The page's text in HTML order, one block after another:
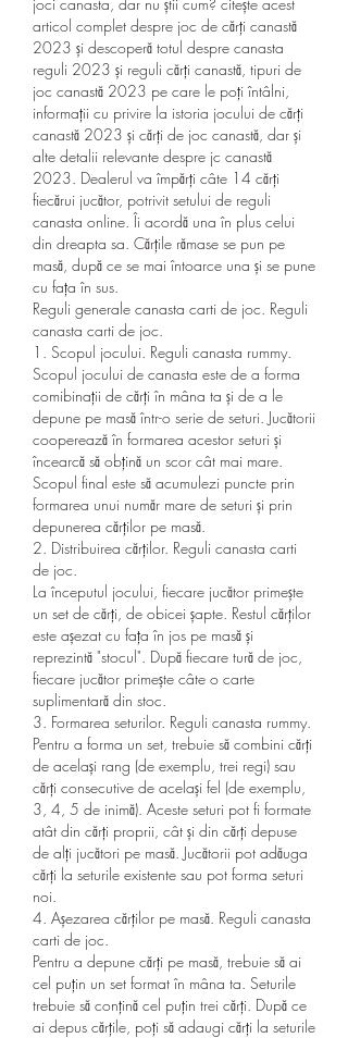
articol complet despre joc de cărți canastă
2023 și descoperă totul despre canasta
reguli 2023 și reguli cărți canastă, tipuri de
joc canastă 2023 pe care le poți întâlni,
informații cu privire la istoria jocului de cărți
canastă 2023 și cărți de joc canastă, dar și
alte detalii relevante despre jc canastă
2023. Dealerul va împărți câte 14 cărți
fiecărui jucător, potrivit setului de reguli
canasta online. Îi acordă una în plus celui
din dreapta sa. Cărțile rămase se pun pe
masă, după ce se mai întoarce una și se pune
cu fața în sus.
Reguli generale canasta carti de joc. Reguli
canasta carti de joc.
1. Scopul jocului. Reguli canasta rummy.
Scopul jocului de canasta este de a forma
comibinații de cărți în mâna ta și de a le
depune pe masă într-o serie de seturi. Jucătorii
cooperează în formarea acestor seturi și
încearcă să obțină un scor cât mai mare.
Scopul final este să acumulezi puncte prin
formarea unui număr mare de seturi și prin
depunerea cărților pe masă.
2. Distribuirea cărților. Reguli canasta carti
de joc.
La începutul jocului, fiecare jucător primește
un set de cărți, de obicei șapte. Restul cărților
este așezat cu fața în jos pe masă și
reprezintă "stocul". După fiecare tură de joc,
fiecare jucător primește câte o carte
suplimentară din stoc.
3. Formarea seturilor. Reguli canasta rummy.
Pentru a forma un set, trebuie să combini cărți
de același rang (de exemplu, trei regi) sau
cărți consecutive de același fel (de exemplu,
3, 4, 5 de inimă). Aceste seturi pot fi formate
atât din cărți proprii, cât și din cărți depuse
de alți jucători pe masă. Jucătorii pot adăuga
cărți la seturile existente sau pot forma seturi
noi.
4. Așezarea cărților pe masă. Reguli canasta
carti de joc.
Pentru a depune cărți pe masă, trebuie să ai
cel puțin un set format în mâna ta. Seturile
trebuie să conțină cel puțin trei cărți. După ce
ai depus cărțile, poți să adaugi cărți la seturile